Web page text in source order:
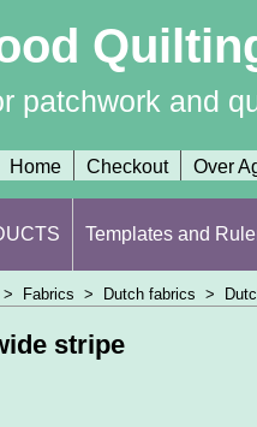
patchwork and
Home Checkout Over
Templates and
> Fabrics > Dutch fabrics >
stripe